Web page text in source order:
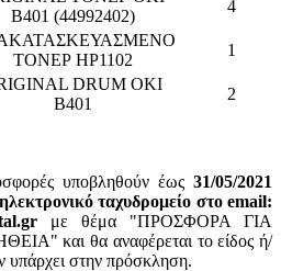
B401 (44992402)
4
ΤΟΝΕΡ HP1102
1
DRUM OKI
B401
2
υποβληθούν έως 31/05/2021
ταχυδρομείο στο email:
με θέμα "ΠΡΟΣΦΟΡΑ ΓΙΑ
και θα αναφέρεται το είδος ή/
υπάρχει στην πρόσκληση.